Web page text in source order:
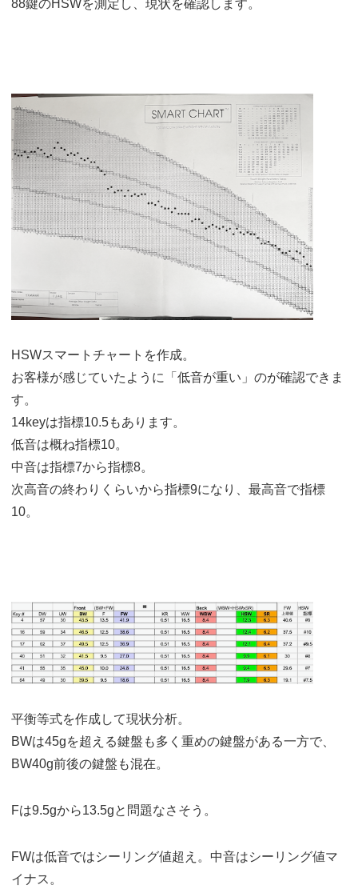
88鍵のHSWを測定し、現状を確認します。
HSWスマートチャートを作成。
お客様が感じていたように「低音が重い」のが確認できま
す。
14keyは指標10.5もあります。
低音は概ね指標10。
中音は指標7から指標8。
次高音の終わりくらいから指標9になり、最高音で指標
10。
平衡等式を作成して現状分析。
BWは45gを超える鍵盤も多く重めの鍵盤がある一方で、
BW40g前後の鍵盤も混在。
Fは9.5gから13.5gと問題なさそう。
FWは低音ではシーリング値超え。中音はシーリング値マ
イナス。